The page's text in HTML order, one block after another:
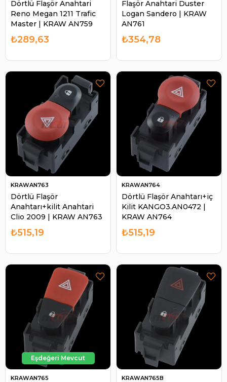
Dörtlü Flaşör Anahtari
Reno Megan 1211 Trafic
Master | KRAW AN759
₺289,63
Flaşör Anahtari Duster
Logan Sandero | KRAW
AN761
₺354,78
Dörtlü Flaşör
Anahtarı+kilit Anahtari
Clio 2009 | KRAW AN763
KRAWAN763
₺515,19
Dörtlü Flaşör Anahtarı+iç
Kilit KANGO3.AN0472 |
KRAW AN764
KRAWAN764
₺515,19
KRAWAN765 KRAWAN765B